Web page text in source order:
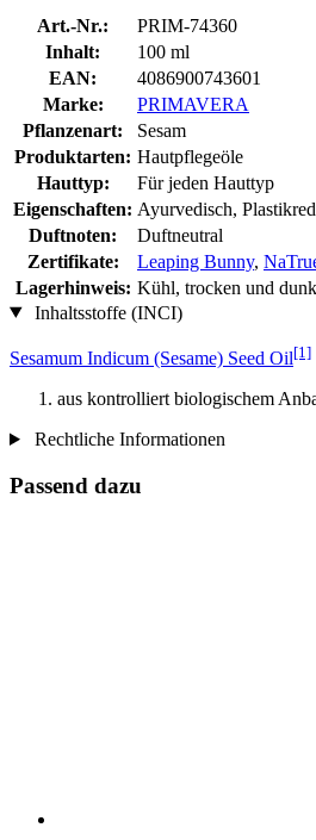
Art.-Nr.:
PRIM-74360
Inhalt:
100 ml
EAN:
4086900743601
Marke:
PRIMAVERA
Pflanzenart:
Sesam
Produktarten: Hautpflegeöle
Hauttyp:
Für jeden Hauttyp
Eigenschaften: Ayurvedisch,
Duftnoten:
Duftneutral
Zertifikate:
Leaping Bunny,
Lagerhinweis: Kühl, trocken und
Inhaltsstoffe (INCI)
Sesamum Indicum (Sesame) Seed Oil[1]
aus kontrolliert biologischem
Rechtliche Informationen
Passend dazu